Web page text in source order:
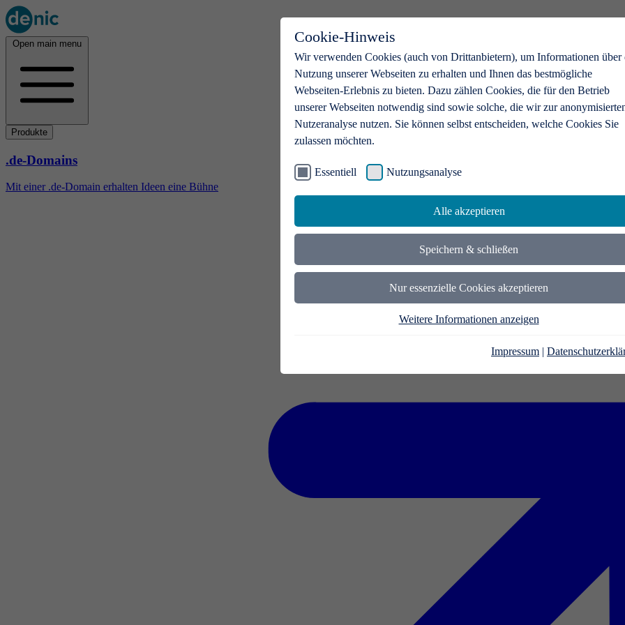
Cookie-Hinweis
Wir verwenden Cookies (auch von Drittanbietern), um Informationen über
Nutzung unserer Webseiten zu erhalten und Ihnen das bestmögliche
Webseiten-Erlebnis zu bieten. Dazu zählen Cookies, die für den Betrieb
unserer Webseiten notwendig sind sowie solche, die wir zur
Nutzeranalyse nutzen. Sie können selbst entscheiden, welche Cookies Sie
zulassen möchten.
Essentiell Nutzungsanalyse
Alle akzeptieren
Speichern & schließen
Nur essenzielle Cookies akzeptieren
Weitere Informationen anzeigen
Impressum |
Open main menu
Produkte
.de-Domains
Mit einer .de-Domain erhalten Ideen eine Bühne